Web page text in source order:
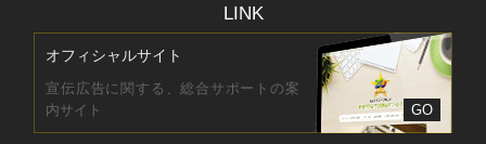
LINK
オフィシャルサイト
宣伝広告に関する、総合サポートの案
内サイト
GO